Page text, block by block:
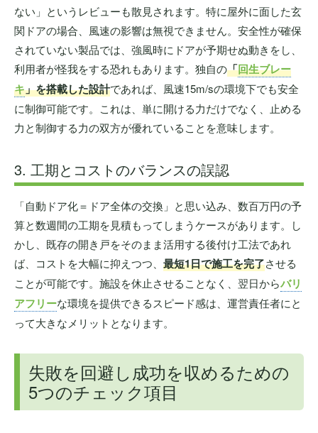
ない」というレビューも散見されます。特に屋外に面した玄
関ドアの場合、風速の影響は無視できません。安全性が確保
されていない製品では、強風時にドアが予期せぬ動きをし、
利用者が怪我をする恐れもあります。独自の「回生ブレー
キ」を搭載した設計であれば、風速15m/sの環境下でも安全
に制御可能です。これは、単に開ける力だけでなく、止める
力と制御する力の双方が優れていることを意味します。
3. 工期とコストのバランスの誤認
「自動ドア化＝ドア全体の交換」と思い込み、数百万円の予
算と数週間の工期を見積もってしまうケースがあります。し
かし、既存の開き戸をそのまま活用する後付け工法であれ
ば、コストを大幅に抑えつつ、 最短1日で施工を完了させる
ことが可能です。施設を休止させることなく、翌日からバリ
アフリーな環境を提供できるスピード感は、運営責任者にと
って大きなメリットとなります。
失敗を回避し成功を収めるための
5つのチェック項目